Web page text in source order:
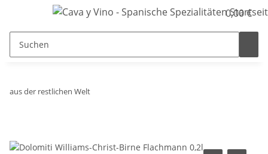
0,00 €
aus der restlichen Welt